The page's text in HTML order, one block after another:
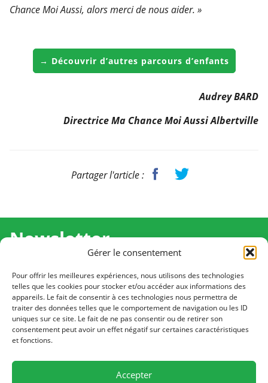
Gérer le consentement
Pour offrir les meilleures expériences, nous utilisons des technologies
telles que les cookies pour stocker et/ou accéder aux informations des
appareils. Le fait de consentir à ces technologies nous permettra de
traiter des données telles que le comportement de navigation ou les ID
uniques sur ce site. Le fait de ne pas consentir ou de retirer son
consentement peut avoir un effet négatif sur certaines caractéristiques
et fonctions.
Accepter
Chance Moi Aussi, alors merci de nous aider. »
→ Découvrir d’autres parcours d’enfants
Audrey BARD
Directrice Ma Chance Moi Aussi Albertville
Partager l'article :
Newsletter
Recevez l'actualité de Ma Chance Moi Aussi pour en
savoir plus sur nos temps forts et nos résultats.
Cliquez pour vous inscrire